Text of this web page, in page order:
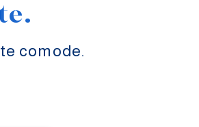
comode.